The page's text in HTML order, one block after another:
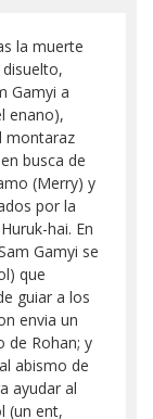
la muerte
Gamyi a
enano),
montaraz
busca de
(Merry) y
por la
hai. En
Gamyi se
que
guiar a los
envia un
de Rohan; y
abismo de
ayudar al
(un ent,